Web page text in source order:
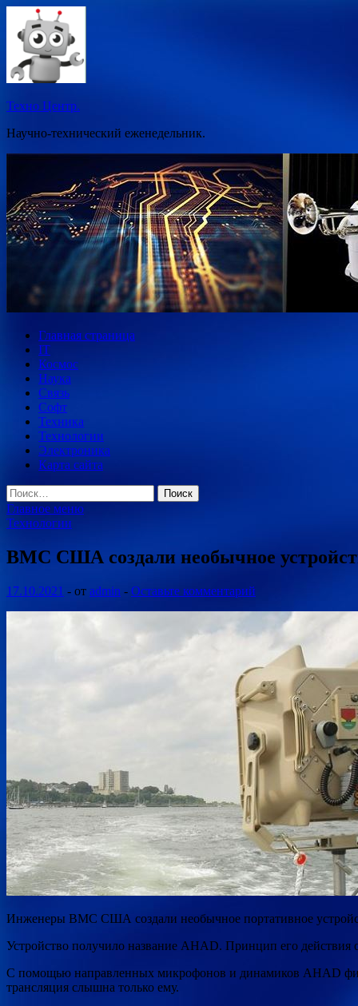
Перейти
содержимому
Техно Центр.
Научно-технический еженедельник.
Главная страница
IT
Космос
Наука
Связь
Софт
Техника
Технологии
Электроника
Карта сайта
Найти:
Главное меню
Технологии
ВМС США создали необычное
17.10.2021 - от admin - Оставьте комментарий
Инженеры ВМС США создали необычное портативное
Устройство получило название AHAD. Принцип его действия
С помощью направленных микрофонов и динамиков AHAD
трансляция слышна только ему.